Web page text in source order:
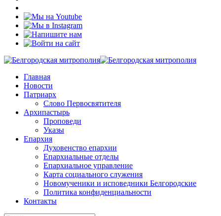
Главная
Новости
Патриарх
Слово Первосвятителя
Архипастырь
Проповеди
Указы
Епархия
Духовенство епархии
Епархиальные отделы
Епархиальное управление
Карта социального служения
Новомученики и исповедники Белгородские
Политика конфиденциальности
Контакты